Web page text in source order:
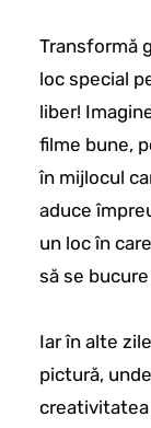
Transformă
loc special
liber!
filme bune,
în mijlocul
aduce
un loc în
să se
Iar în alte
pictură,
creativitatea